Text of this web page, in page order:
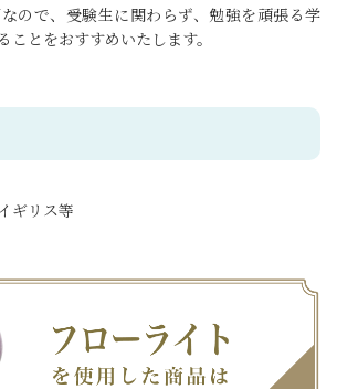
ので、受験生に関わらず、勉強を頑張る学
ことをおすすめいたします。
ギリス等